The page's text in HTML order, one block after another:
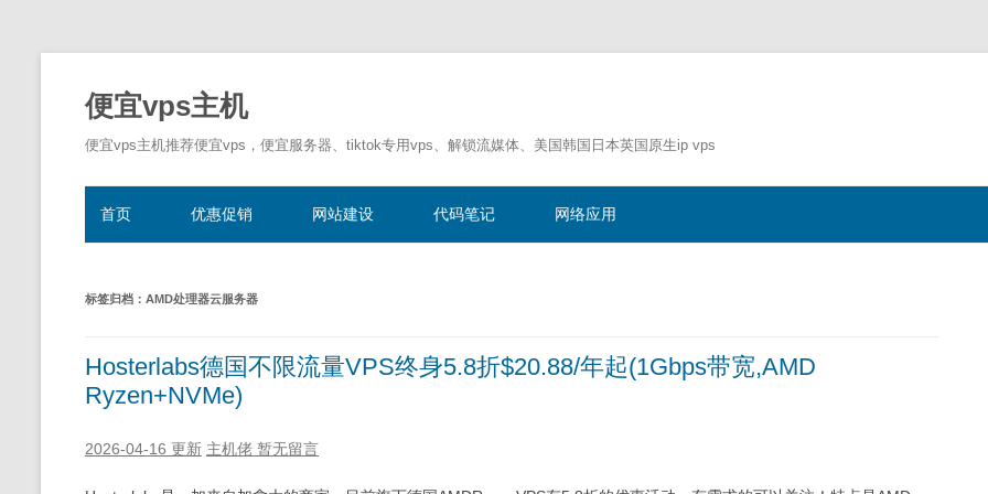
便宜vps主机
便宜vps主机推荐便宜vps，便宜服务器、tiktok专用vps、解锁流媒体、美国韩国日本英国原生ip vps
文
首页 优惠促销 网站建设 代码笔记 网络应用
标签归档： AMD处理器云服务器
Hosterlabs德国不限流量VPS终身5.8折$20.88/年起(1Gbps带宽,AMD
Ryzen+NVMe)
2026-04-16 更新 主机佬 暂无留言